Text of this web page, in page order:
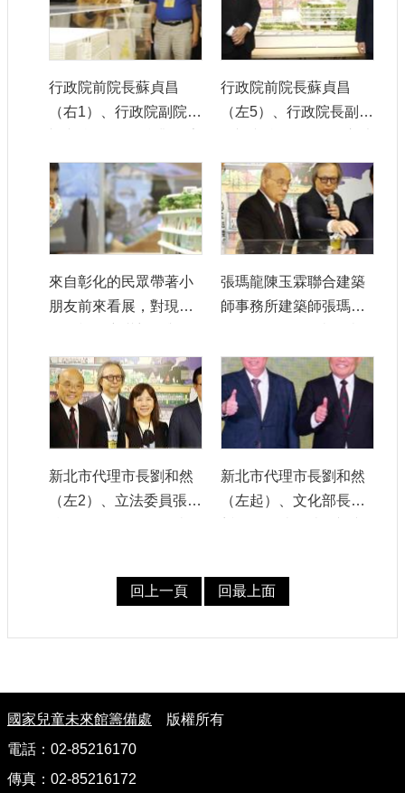
務所獲得。
育、新北市代理市長劉
和然、文化部長史哲、
行政院副院長鄭文燦、
張瑪龍陳玉霖聯合建築
師事務所建築師張瑪
昌、評選委員劉培森、
立法委員張宏陸、立法
委員蘇巧慧、評選委員
李玉華（右2）、文化部
主任秘書陳登欽（右1）
等合影。
行政院前院長蘇貞昌
（右1）、行政院副院長
兒童未來館建築師徵選
成果發表展，仔細觀賞
入選作品。
行政院前院長蘇貞昌
（左5）、行政院長副院
委員張宏陸（左3）、立
法委員蘇巧慧（左2）、
文化部長史哲（右3）、
新北市代理市長劉和然
（右2）、張瑪龍陳玉霖
聯合建築師事務所建築
師張瑪龍（右1）等於首
來自彰化的民眾帶著小
朋友前來看展，對現場
奇。
張瑪龍陳玉霖聯合建築
師事務所建築師張瑪龍
蘇貞昌（左4）介紹設計
理念。
新北市代理市長劉和然
（左2）、立法委員張宏
陳玉霖聯合建築師事務
所建築師張瑪龍（左
員蘇巧慧（右2）等於首
獎作品前合影。
新北市代理市長劉和然
（左起）、文化部長史
昌、立法委員張宏陸、
立法委員蘇巧慧等共同
回上一頁 回最上面
國家兒童未來館籌備處 版權所有
電話：02-85216170
傳真：02-85216172